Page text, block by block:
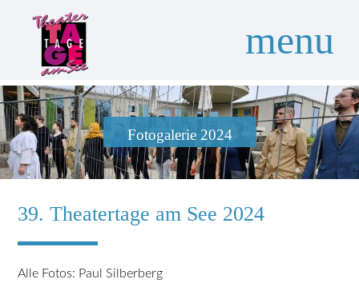
menu
Suchbegriffe SUCHEN
Fotogalerie 2024
39. Theatertage am See 2024
Alle Fotos: Paul Silberberg